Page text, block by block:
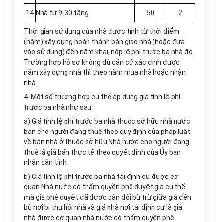
14 Nhà từ 9-30 tầng 50 2
Thời gian sử dụng của nhà được tính từ thời điểm
(năm) xây dựng hoàn thành bàn giao nhà (hoặc đưa
vào sử dụng) đến năm khai, nộp lệ phí trước bạ nhà đó.
Trường hợp hồ sơ không đủ căn cứ xác định được
năm xây dựng nhà thì theo năm mua nhà hoặc nhận
nhà.
4. Một số trường hợp cụ thể áp dụng giá tính lệ phí
trước bạ nhà như sau:
a) Giá tính lệ phí trước bạ nhà thuộc sở hữu nhà nước
bán cho người đang thuê theo quy định của pháp luật
về bán nhà ở thuộc sở hữu Nhà nước cho người đang
thuê là giá bán thực tế theo quyết định của Ủy ban
nhân dân tỉnh;
b) Giá tính lệ phí trước bạ nhà tái định cư được cơ
quan Nhà nước có thẩm quyền phê duyệt giá cụ thể
mà giá phê duyệt đã được cân đối bù trừ giữa giá đền
bù nơi bị thu hồi nhà và giá nhà nơi tái định cư là giá
nhà được cơ quan nhà nước có thẩm quyền phê